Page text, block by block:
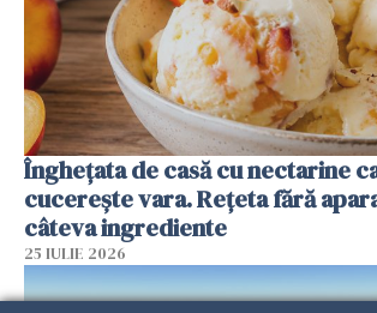
Înghețata de casă cu nectarine
cucerește vara. Rețeta fără
câteva ingrediente
25 IULIE 2026